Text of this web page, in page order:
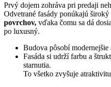
Prvý dojem zohráva pri predaji
Odvetrané fasády ponúkajú
povrchov, vďaka čomu sa dá
po luxusný.
Budova pôsobí modernejšie
Fasáda si udrží farbu a
starnutia.
To všetko zvyšuje